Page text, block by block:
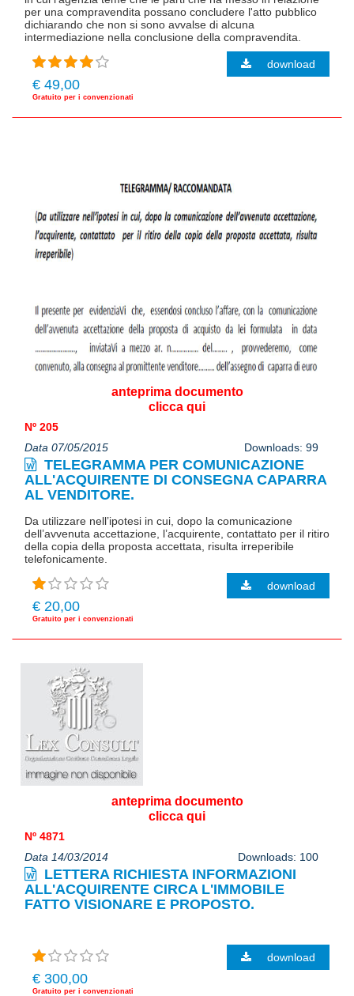
per una compravendita possano concludere l'atto pubblico
dichiarando che non si sono avvalse di alcuna
intermediazione nella conclusione della compravendita.
€ 49,00
Gratuito per i convenzionati
download
anteprima documento
clicca qui
Nº 205
Data 07/05/2015
Downloads: 99
TELEGRAMMA PER COMUNICAZIONE
ALL'ACQUIRENTE DI CONSEGNA CAPARRA
AL VENDITORE.
Da utilizzare nell’ipotesi in cui, dopo la comunicazione
dell’avvenuta accettazione, l’acquirente, contattato per il ritiro
della copia della proposta accettata, risulta irreperibile
telefonicamente.
€ 20,00
Gratuito per i convenzionati
download
anteprima documento
clicca qui
Nº 4871
Data 14/03/2014
Downloads: 100
LETTERA RICHIESTA INFORMAZIONI
ALL'ACQUIRENTE CIRCA L'IMMOBILE
FATTO VISIONARE E PROPOSTO.
€ 300,00
Gratuito per i convenzionati
download